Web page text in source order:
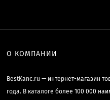
О КОМПАНИИ
BestKanc.ru — интернет-магазин
года. В каталоге более 100 000